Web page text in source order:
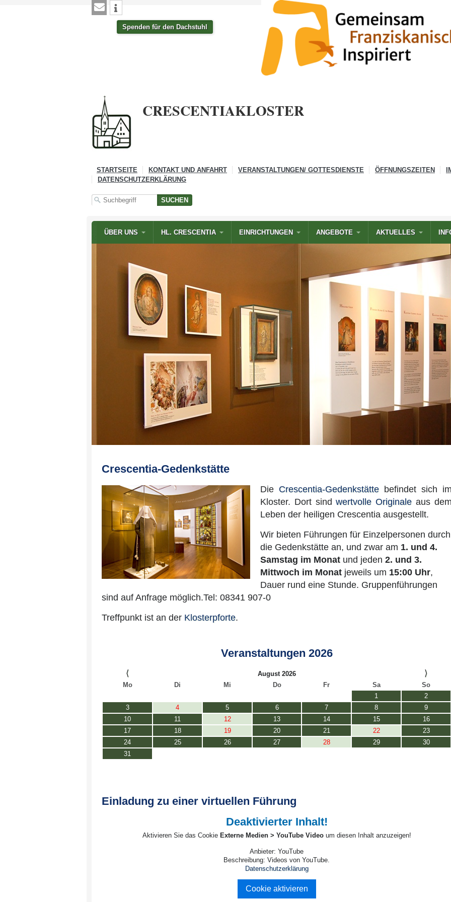
Spenden für den Dachstuhl
CRESCENTIAKLOSTER
STARTSEITE KONTAKT UND ANFAHRT VERANSTALTUNGEN/ GOTTESDIENSTE ÖFFNUNGSZEITEN
DATENSCHUTZERKLÄRUNG
ÜBER UNS HL. CRESCENTIA EINRICHTUNGEN ANGEBOTE AKTUELLES
Crescentia-Gedenkstätte
Die Crescentia-Gedenkstättebefindet sich
Kloster. Dort sindwertvolle Originale aus
Leben der heiligen Crescentia ausgestellt.
Wir bieten Führungen für Einzelpersonen durch
die Gedenkstätte an, und zwar am 1. und 4.
Samstag im Monat und jeden 2. und 3.
Mittwoch im Monat jeweils um 15:00 Uhr,
Dauer rund eine Stunde. Gruppenführungen
sind auf Anfrage möglich.Tel: 08341 907-0
Treffpunkt ist an der Klosterpforte.
Veranstaltungen 2026
⟨ August 2026 ⟩
Mo Di Mi Do Fr Sa
So
1
2
3
4 5 6 7 8
9
10
11 12 13 14 15
16
17
18 19 20 21 22
23
24
25 26 27 28 29
30
31
Einladung zu einer virtuellen Führung
Deaktivierter Inhalt!
Aktivieren Sie das Cookie Externe Medien > YouTube Videoum diesen Inhalt anzuzeigen!
Anbieter: YouTube
Beschreibung:Videos von YouTube.
Datenschutzerklärung
Cookie aktivieren